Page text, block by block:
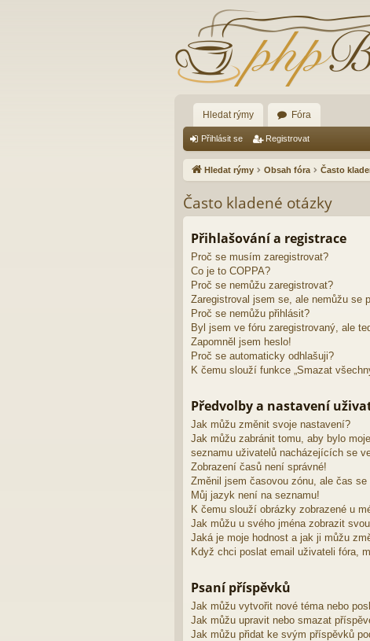
Hledat rýmy Fóra
Přihlásit se Registrovat
Hledat rýmy Obsah fóra Často
Často kladené otázky
Přihlašování a registrace
Proč se musím zaregistrovat?
Co je to COPPA?
Proč se nemůžu zaregistrovat?
Zaregistroval jsem se, ale nemůžu se
Proč se nemůžu přihlásit?
Byl jsem ve fóru zaregistrovaný, ale
Zapomněl jsem heslo!
Proč se automaticky odhlašuji?
K čemu slouží funkce „Smazat
Předvolby a nastavení
Jak můžu změnit svoje nastavení?
Jak můžu zabránit tomu, aby bylo
seznamu uživatelů nacházejících se
Zobrazení časů není správné!
Změnil jsem časovou zónu, ale čas
Můj jazyk není na seznamu!
K čemu slouží obrázky zobrazené u
Jak můžu u svého jména zobrazit
Jaká je moje hodnost a jak ji můžu
Když chci poslat email uživateli fóra,
Psaní příspěvků
Jak můžu vytvořit nové téma nebo
Jak můžu upravit nebo smazat
Jak můžu přidat ke svým příspěvků